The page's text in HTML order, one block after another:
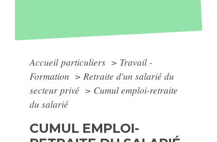
Accueil particuliers > Travail -
Formation > Retraite d'un salarié du
secteur privé > Cumul emploi-retraite
du salarié
CUMUL EMPLOI-